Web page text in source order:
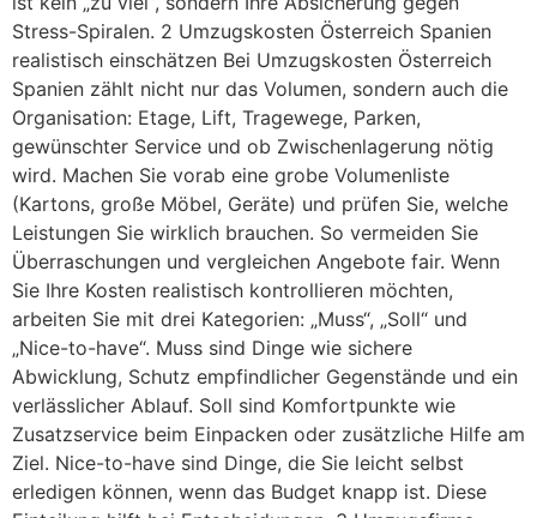
Stress-Spiralen. 2 Umzugskosten Österreich Spanien
realistisch einschätzen Bei Umzugskosten Österreich
Spanien zählt nicht nur das Volumen, sondern auch die
Organisation: Etage, Lift, Tragewege, Parken,
gewünschter Service und ob Zwischenlagerung nötig
wird. Machen Sie vorab eine grobe Volumenliste
(Kartons, große Möbel, Geräte) und prüfen Sie, welche
Leistungen Sie wirklich brauchen. So vermeiden Sie
Überraschungen und vergleichen Angebote fair. Wenn
Sie Ihre Kosten realistisch kontrollieren möchten,
arbeiten Sie mit drei Kategorien: „Muss“, „Soll“ und
„Nice-to-have“. Muss sind Dinge wie sichere
Abwicklung, Schutz empfindlicher Gegenstände und ein
verlässlicher Ablauf. Soll sind Komfortpunkte wie
Zusatzservice beim Einpacken oder zusätzliche Hilfe am
Ziel. Nice-to-have sind Dinge, die Sie leicht selbst
erledigen können, wenn das Budget knapp ist. Diese